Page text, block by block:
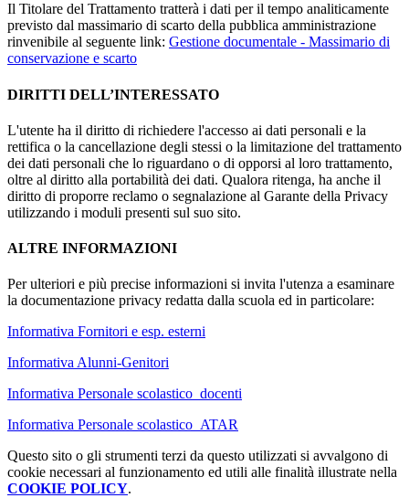
Il Titolare del Trattamento tratterà i dati per il tempo analiticamente
previsto dal massimario di scarto della pubblica amministrazione
rinvenibile al seguente link: Gestione documentale - Massimario di
conservazione e scarto
DIRITTI DELL’INTERESSATO
L'utente ha il diritto di richiedere l'accesso ai dati personali e la
rettifica o la cancellazione degli stessi o la limitazione del trattamento
dei dati personali che lo riguardano o di opporsi al loro trattamento,
oltre al diritto alla portabilità dei dati. Qualora ritenga, ha anche il
diritto di proporre reclamo o segnalazione al Garante della Privacy
utilizzando i moduli presenti sul suo sito.
ALTRE INFORMAZIONI
Per ulteriori e più precise informazioni si invita l'utenza a esaminare
la documentazione privacy redatta dalla scuola ed in particolare:
Informativa Fornitori e esp. esterni
Informativa Alunni-Genitori
Informativa Personale scolastico_docenti
Informativa Personale scolastico_ATAR
Questo sito o gli strumenti terzi da questo utilizzati si avvalgono di
cookie necessari al funzionamento ed utili alle finalità illustrate nella
COOKIE POLICY.